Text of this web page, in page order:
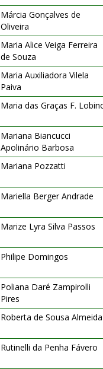
Márcia Gonçalves de
Oliveira
Maria Alice Veiga Ferreira
de Souza
Maria Auxiliadora Vilela
Paiva
Maria das Graças F.
Mariana Biancucci
Apolinário Barbosa
Mariana Pozzatti
Mariella Berger Andrade
Marize Lyra Silva Passos
Philipe Domingos
Poliana Daré Zampirolli
Pires
Roberta de Sousa Almeida
Rutinelli da Penha Fávero